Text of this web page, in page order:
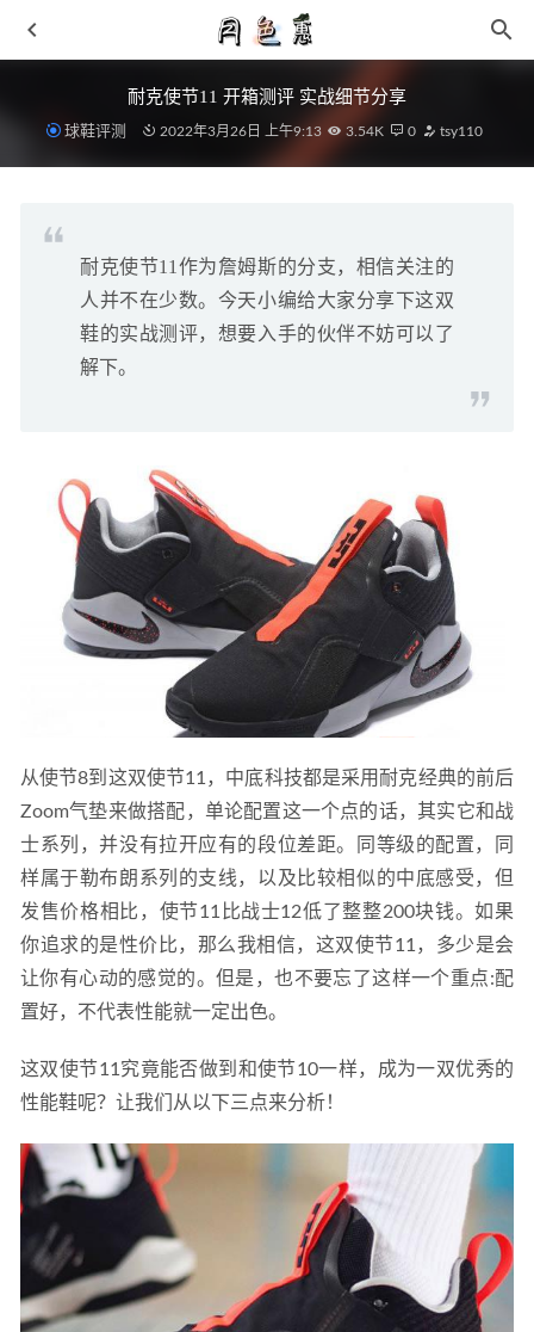
耐克使节11 开箱测评 实战细节分享
球鞋评测 2022年3月26日 上午9:13 3.54K 0 tsy110
耐克使节11作为詹姆斯的分支，相信关注的
人并不在少数。今天小编给大家分享下这双
鞋的实战测评，想要入手的伙伴不妨可以了
解下。
从使节8到这双使节11，中底科技都是采用耐克经典的前后
Zoom气垫来做搭配，单论配置这一个点的话，其实它和战
士系列，并没有拉开应有的段位差距。同等级的配置，同
样属于勒布朗系列的支线，以及比较相似的中底感受，但
发售价格相比，使节11比战士12低了整整200块钱。如果
你追求的是性价比，那么我相信，这双使节11，多少是会
让你有心动的感觉的。但是，也不要忘了这样一个重点:配
置好，不代表性能就一定出色。
这双使节11究竟能否做到和使节10一样，成为一双优秀的
性能鞋呢？让我们从以下三点来分析！
教你拥有超高回头率！奶酪态极拖鞋必冲！ 2021-03-30
高筒靴的随意搭配风 不止是紧身裤 2019-01-05
FILA Fusion 全新“Out Of Box”夏季别注新品上架
Virgil 式的涂鸦设计！这款全新 AF1 完美融合当下流行元
素！
2022-06-27